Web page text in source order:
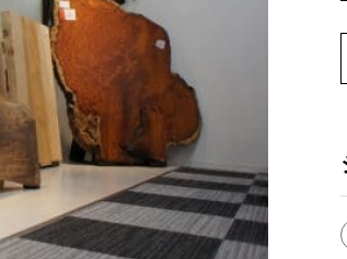
BLOG
メディア美術協力実績